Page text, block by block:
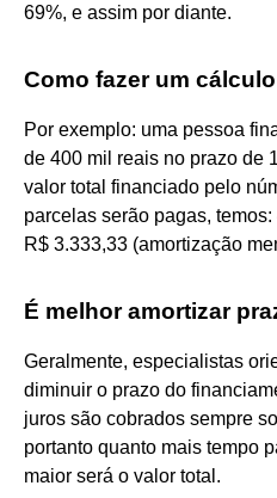
69%, e assim por diante.
Como fazer um
Por exemplo: uma pessoa
de 400 mil reais no prazo de
valor total financiado pelo
parcelas serão pagas,
R$ 3.333,33 (amortização
É melhor amortizar
Geralmente, especialistas
diminuir o prazo do
juros são cobrados sempre
portanto quanto mais tempo
maior será o valor total.